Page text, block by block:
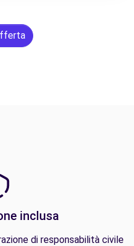
inclusa
di responsabilità civile